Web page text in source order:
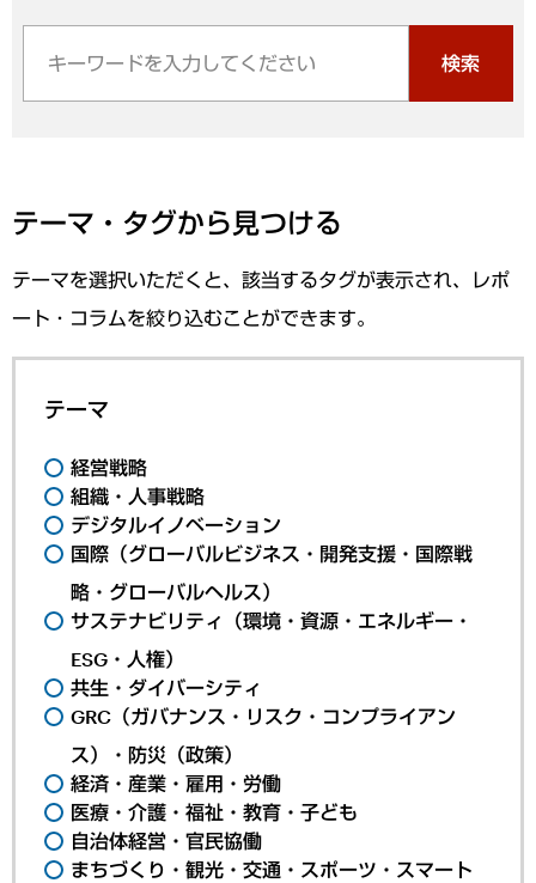
検索
テーマ・タグから見つける
テーマを選択いただくと、該当するタグが表示され、レポ
ート・コラムを絞り込むことができます。
テーマ
経営戦略
組織・人事戦略
デジタルイノベーション
国際（グローバルビジネス・開発支援・国際戦
略・グローバルヘルス）
サステナビリティ（環境・資源・エネルギー・
ESG・人権）
共生・ダイバーシティ
GRC（ガバナンス・リスク・コンプライアン
ス）・防災（政策）
経済・産業・雇用・労働
医療・介護・福祉・教育・子ども
自治体経営・官民協働
まちづくり・観光・交通・スポーツ・スマート